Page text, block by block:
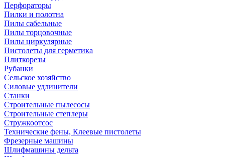
Перфораторы
Пилки и полотна
Пилы сабельные
Пилы торцовочные
Пилы циркулярные
Пистолеты для герметика
Плиткорезы
Рубанки
Сельское хозяйство
Силовые удлинители
Станки
Строительные пылесосы
Строительные степлеры
Стружкоотсос
Технические фены, Клеевые пистолеты
Фрезерные машины
Шлифмашины дельта